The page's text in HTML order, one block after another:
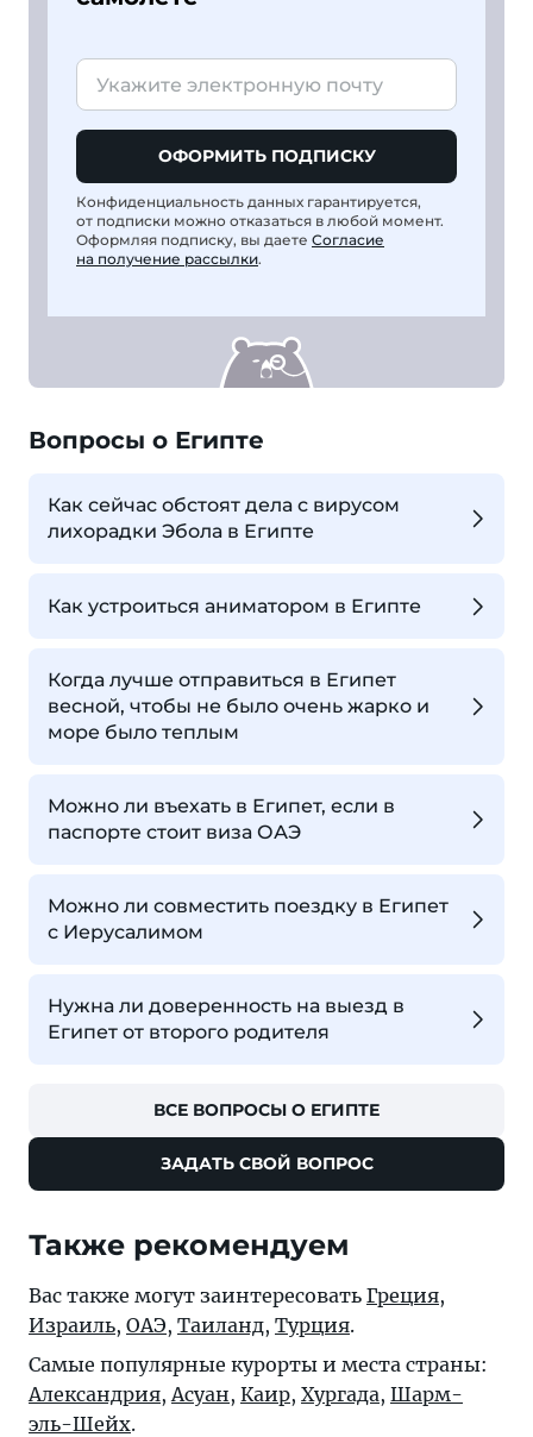
ОФОРМИТЬ ПОДПИСКУ
Конфиденциальность данных гарантируется,
от подписки можно отказаться в любой момент.
Оформляя подписку, вы даете Согласие
на получение рассылки.
Вопросы о Египте
Как сейчас обстоят дела с вирусом
лихорадки Эбола в Египте
Как устроиться аниматором в Египте
Когда лучше отправиться в Египет
весной, чтобы не было очень жарко и
море было теплым
Можно ли въехать в Египет, если в
паспорте стоит виза ОАЭ
Можно ли совместить поездку в Египет
с Иерусалимом
Нужна ли доверенность на выезд в
Египет от второго родителя
ВСЕ ВОПРОСЫ О ЕГИПТЕ
ЗАДАТЬ СВОЙ ВОПРОС
Также рекомендуем
Вас также могут заинтересовать Греция,
Израиль, ОАЭ, Таиланд, Турция.
Самые популярные курорты и места страны:
Александрия, Асуан, Каир, Хургада, Шарм-
эль-Шейх.